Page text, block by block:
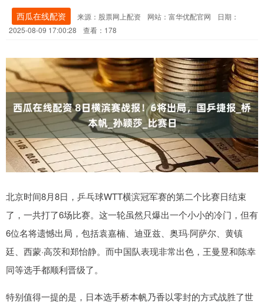
西瓜在线配资 来源：股票网上配资 网站：富华优配官网
日期：
2025-08-09 17:00:28
查看：178
北京时间8月8日，乒乓球WTT横滨冠军赛的第二个比赛日结束
了，一共打了6场比赛。这一轮虽然只爆出一个小小的冷门，但有
6位名将遗憾出局，包括袁嘉楠、迪亚兹、奥玛·阿萨尔、黄镇
廷、西蒙·高茨和郑怡静。而中国队表现非常出色，王曼昱和陈幸
同等选手都顺利晋级了。
特别值得一提的是，日本选手桥本帆乃香以零封的方式战胜了世